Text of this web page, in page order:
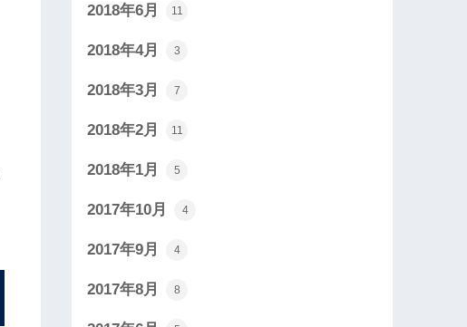
2018年6月 11
2018年4月 3
2018年3月 7
2018年2月 11
2018年1月 5
2017年10月 4
2017年9月 4
2017年8月 8